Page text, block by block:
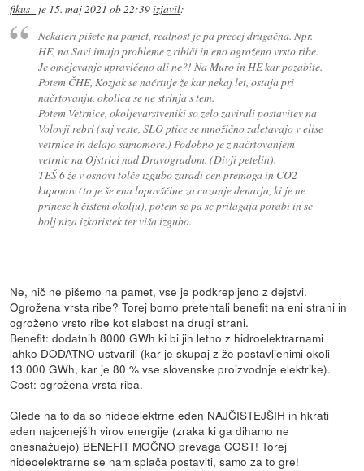
fikus_ je 15. maj 2021 ob 22:39izjavil:
Nekateri pišete na pamet, realnost je pa precej drugačna. Npr.
HE, na Savi imajo probleme z ribiči in eno ogroženo vrsto ribe.
Je omejevanje upravičeno ali ne?! Na Muro in HE kar pozabite.
Potem ČHE, Kozjak se načrtuje že kar nekaj let, ostaja pri
načrtovanju, okolica se ne strinja s tem.
Potem Vetrnice, okoljevarstveniki so zelo zavirali postavitev na
Volovji rebri (saj veste, SLO ptice se množično zaletavajo v elise
vetrnice in delajo samomore.) Podobno je z načrtovanjem
vetrnic na Ojstrici nad Dravogradom. (Divji petelin).
TEŠ 6 že v osnovi tolče izgubo zaradi cen premoga in CO2
kuponov (to je še ena lopovščine za cuzanje denarja, ki je ne
prinese h čistem okolju), potem se pa se prilagaja porabi in se
bolj niza izkoristek ter viša izgubo.
Ne, nič ne pišemo na pamet, vse je podkrepljeno z dejstvi.
Ogrožena vrsta ribe? Torej bomo pretehtali benefit na eni strani in
ogroženo vrsto ribe kot slabost na drugi strani.
Benefit: dodatnih 8000 GWh ki bi jih letno z hidroelektrarnami
lahko DODATNO ustvarili (kar je skupaj z že postavljenimi okoli
13.000 GWh, kar je 80 % vse slovenske proizvodnje elektrike).
Cost: ogrožena vrsta riba.
Glede na to da so hideoelektrne eden NAJČISTEJŠIH in hkrati
eden najcenejših virov energije (zraka ki ga dihamo ne
onesnažuejo) BENEFIT MOČNO prevaga COST! Torej
hideoelektrarne se nam splača postaviti, samo za to gre!